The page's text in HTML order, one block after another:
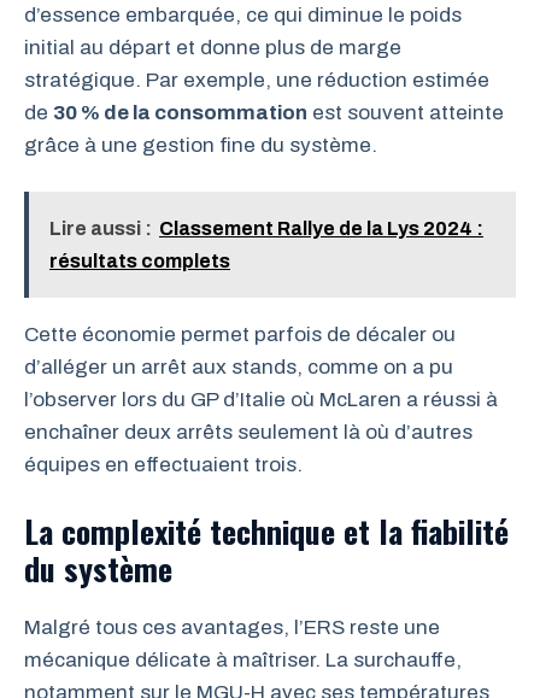
d’essence embarquée, ce qui diminue le poids
initial au départ et donne plus de marge
stratégique. Par exemple, une réduction estimée
de 30 % de la consommation est souvent atteinte
grâce à une gestion fine du système.
Lire aussi : Classement Rallye de la Lys 2024 :
résultats complets
Cette économie permet parfois de décaler ou
d’alléger un arrêt aux stands, comme on a pu
l’observer lors du GP d’Italie où McLaren a réussi à
enchaîner deux arrêts seulement là où d’autres
équipes en effectuaient trois.
La complexité technique et la fiabilité
du système
Malgré tous ces avantages, l’ERS reste une
mécanique délicate à maîtriser. La surchauffe,
notamment sur le MGU-H avec ses températures